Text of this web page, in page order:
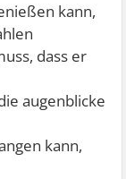
kann,
dass er
augenblicke
kann,